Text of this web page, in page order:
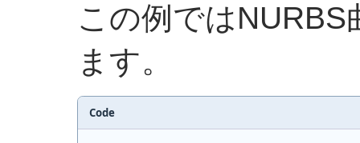
この例では
ます。
Code